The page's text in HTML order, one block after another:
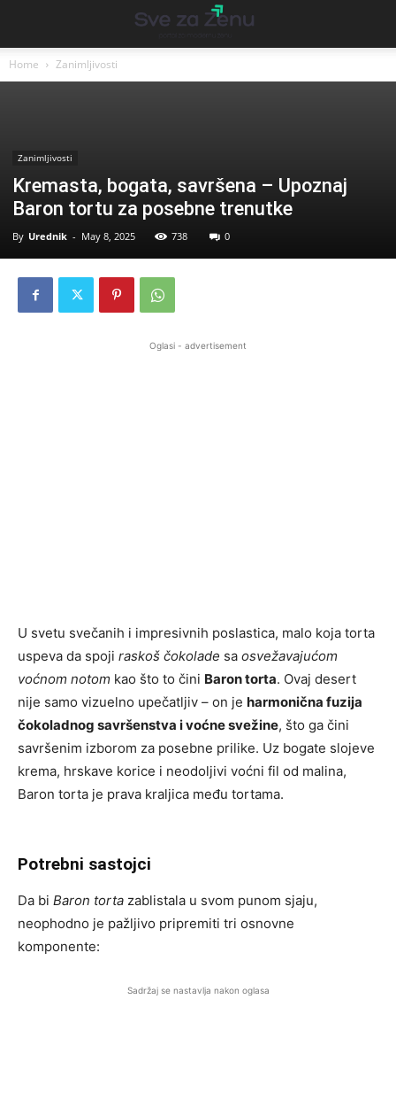
Home Zanimljivosti
Zanimljivosti
Kremasta, bogata, savršena – Upoznaj
Baron tortu za posebne trenutke
By Urednik - May 8, 2025 738 0
Oglasi - advertisement
U svetu svečanih i impresivnih poslastica, malo koja torta
uspeva da spoji raskoš čokolade sa osvežavajućom
voćnom notom kao što to čini Baron torta. Ovaj desert
nije samo vizuelno upečatljiv – on je harmonična fuzija
čokoladnog savršenstva i voćne svežine, što ga čini
savršenim izborom za posebne prilike. Uz bogate slojeve
krema, hrskave korice i neodoljivi voćni fil od malina,
Baron torta je prava kraljica među tortama.
Potrebni sastojci
Da bi Baron torta zablistala u svom punom sjaju,
neophodno je pažljivo pripremiti tri osnovne
komponente:
Sadržaj se nastavlja nakon oglasa